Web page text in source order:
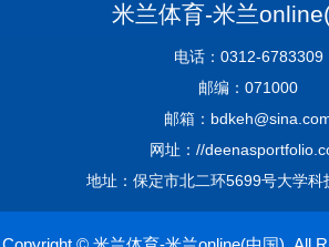
米兰体育-米兰
电话：0312-6783309
邮编：071000
邮箱：
网址：//
地址：保定市北二环5699号大学科